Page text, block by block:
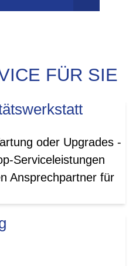
FÜR SIE
oder Upgrades -
Serviceleistungen
Ansprechpartner für